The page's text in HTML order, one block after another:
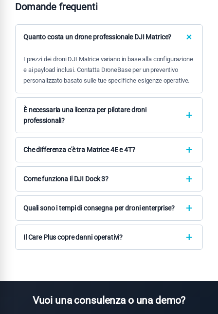
Domande frequenti
Quanto costa un drone professionale DJI Matrice?
I prezzi dei droni DJI Matrice variano in base alla configurazione
e ai payload inclusi. Contatta DroneBase per un preventivo
personalizzato basato sulle tue specifiche esigenze operative.
È necessaria una licenza per pilotare droni
professionali?
Sì, per operazioni commercial è obbligatorio il patentino drone
ENAC e l'autorizzazione per voli in scenari standard o critici.
Che differenza c'è tra Matrice 4E e 4T?
Il Matrice 4T integra sensori di imaging termico per
applicazioni che richiedono rilevamento di temperature,
Come funziona il DJI Dock 3?
Il DJI Dock 3 è una stazione automatizzata che consente voli
programmati senza operatore presente. Include ricarica
Quali sono i tempi di consegna per droni enterprise?
Come rivenditore DJI Gold 5, DroneBase ha accesso prioritario
alle forniture. I tempi variano da disponibilità immediata a 2-4
Il Care Plus copre danni operativi?
Vuoi una consulenza o una demo?